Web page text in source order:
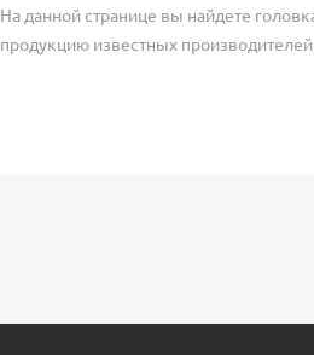
На данной странице вы найдете
продукцию известных